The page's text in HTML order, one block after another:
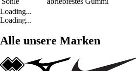
Loading...
Loading...
Alle unsere Marken